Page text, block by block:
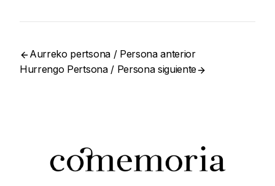
Aurreko pertsona / Persona anterior
Hurrengo Pertsona / Persona siguiente